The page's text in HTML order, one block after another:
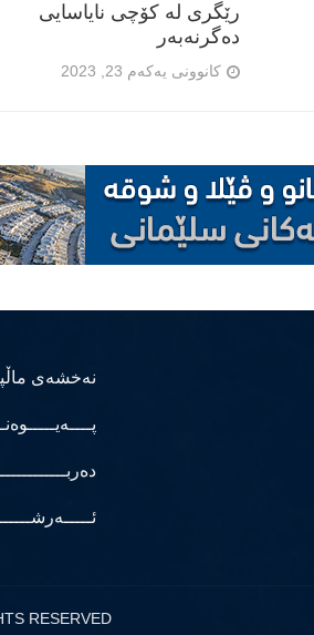
رێگری لە کۆچی نایاسایی
دەگرنەبەر
کانوونی یەکەم 23, 2023
نەخشەی
RESERVED